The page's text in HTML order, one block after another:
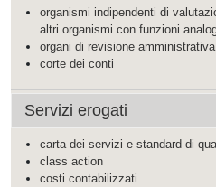
organismi indipendenti di
altri organismi con funzioni
organi di revisione
corte dei conti
Servizi erogati
carta dei servizi e standard di
class action
costi contabilizzati